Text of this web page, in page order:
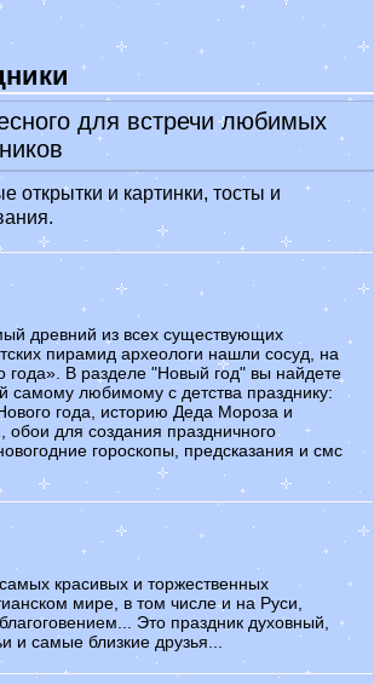
для встречи любимых
открытки и картинки, тосты и
древний из всех существующих
пирамид археологи нашли сосуд, на
В разделе "Новый год" вы найдете
любимому с детства празднику:
года, историю Деда Мороза и
обои для создания праздничного
гороскопы, предсказания и смс
красивых и торжественных
мире, в том числе и на Руси,
Это праздник духовный,
и самые близкие друзья...
год
2022
диеты